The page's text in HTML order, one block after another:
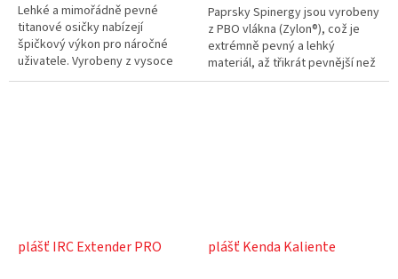
Lehké a mimořádně pevné
titanové osičky nabízejí
špičkový výkon pro náročné
uživatele. Vyrobeny z vysoce
kvalitní titanové slitiny,
Paprsky Spinergy jsou vyrobeny
z PBO vlákna (Zylon®), což je
extrémně pevný a lehký
materiál, až třikrát pevnější než
ocel při poloviční hmotnosti.
plášť IRC Extender PRO plášť Kenda Kaliente